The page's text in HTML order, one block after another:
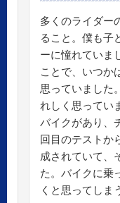
多くのライダー
ること。僕も子
ーに憧れていま
ことで、いつか
思っていました
れしく思ってい
バイクがあり、
回目のテストか
成されていて、
た。バイクに乗
くと思ってしま